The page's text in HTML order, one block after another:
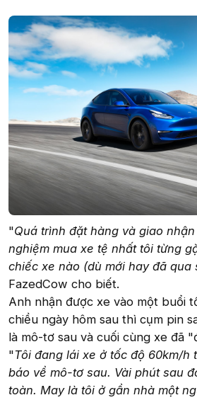
"Quá trình đặt hàng và giao
nghiệm mua xe tệ nhất tôi từng
chiếc xe nào (dù mới hay đã qua
FazedCow cho biết.
Anh nhận được xe vào một buổi
chiều ngày hôm sau thì cụm pin
là mô-tơ sau và cuối cùng xe đã
"Tôi đang lái xe ở tốc độ 60km/h
báo về mô-tơ sau. Vài phút sau
toàn. May là tôi ở gần nhà một